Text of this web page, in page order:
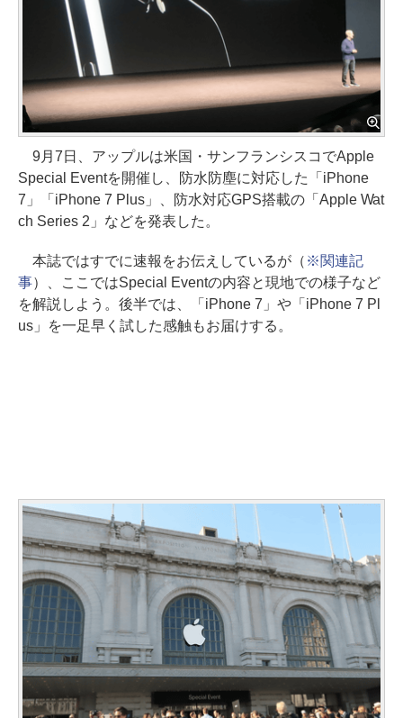
9月7日、アップルは米国・サンフランシスコでApple
Special Eventを開催し、防水防塵に対応した「iPhone
7」「iPhone 7 Plus」、防水対応GPS搭載の「Apple Wat
ch Series 2」などを発表した。
本誌ではすでに速報をお伝えしているが（ ※関連記
事）、ここではSpecial Eventの内容と現地での様子など
を解説しよう。後半では、「iPhone 7」や「iPhone 7 Pl
us」を一足早く試した感触もお届けする。